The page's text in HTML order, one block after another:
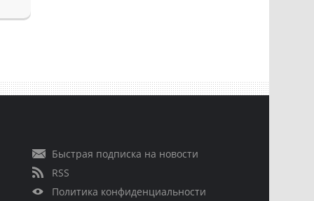
Быстрая подписка на новости
RSS
Политика конфиденциальности